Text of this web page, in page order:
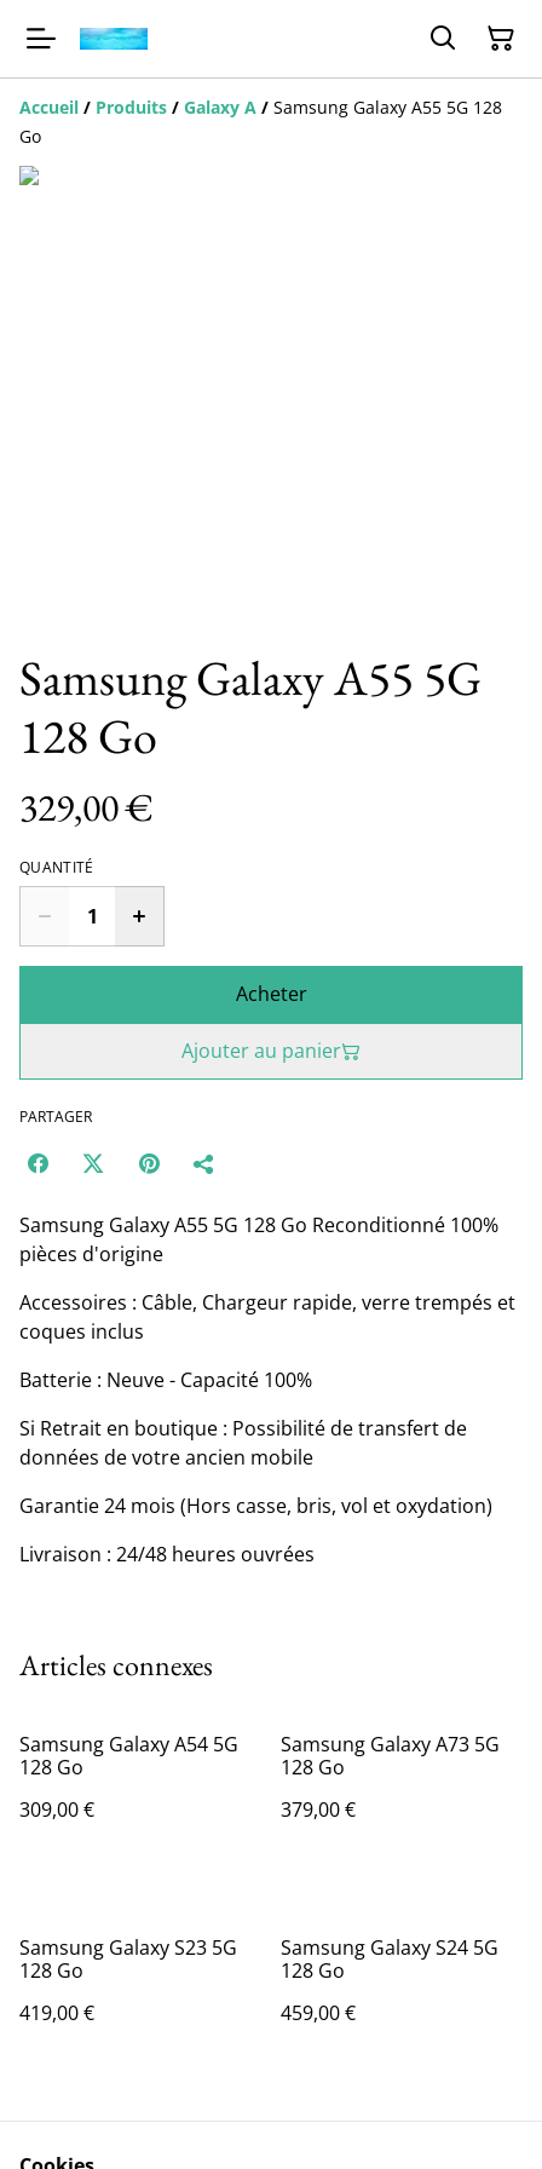
Accueil / Produits / Galaxy A / Samsung Galaxy A55 5G 128
Go
Samsung Galaxy A55 5G
128 Go
329,00 €
QUANTITÉ
Acheter
Ajouter au panier
PARTAGER
Samsung Galaxy A55 5G 128 Go Reconditionné 100%
pièces d'origine
Accessoires : Câble, Chargeur rapide, verre trempés et
coques inclus
Batterie : Neuve - Capacité 100%
Si Retrait en boutique : Possibilité de transfert de
données de votre ancien mobile
Garantie 24 mois (Hors casse, bris, vol et oxydation)
Livraison : 24/48 heures ouvrées
Articles connexes
Samsung Galaxy A54 5G
128 Go
309,00 €
Samsung Galaxy A73 5G
128 Go
379,00 €
Samsung Galaxy S23 5G
128 Go
419,00 €
Samsung Galaxy S24 5G
128 Go
459,00 €